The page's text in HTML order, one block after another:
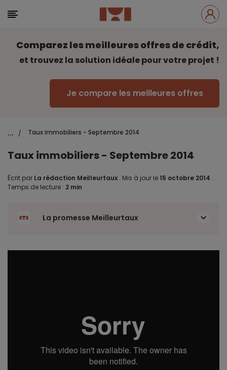
Comparez les meilleures offres de crédit,
et trouvez la solution idéale pour votre projet !
Je compare les meilleures offres
... / Taux immobiliers - Septembre 2014
Taux immobiliers - Septembre 2014
Écrit par La rédaction Meilleurtaux . Mis à jour le 15 octobre 2014 .
Temps de lecture : 2 min
La promesse Meilleurtaux